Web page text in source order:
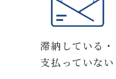
滞納している・
支払っていない